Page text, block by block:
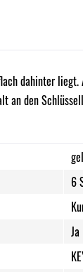
dahinter
den
6
Ja